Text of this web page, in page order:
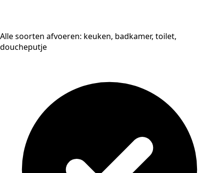
Alle soorten afvoeren: keuken, badkamer, toilet,
doucheputje